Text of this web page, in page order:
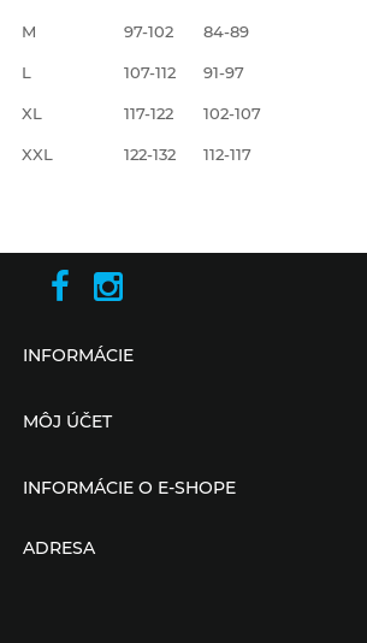
M 97-102 84-89
L 107-112 91-97
XL 117-122 102-107
XXL 122-132 112-117
INFORMÁCIE
MÔJ ÚČET
INFORMÁCIE O E-SHOPE
ADRESA